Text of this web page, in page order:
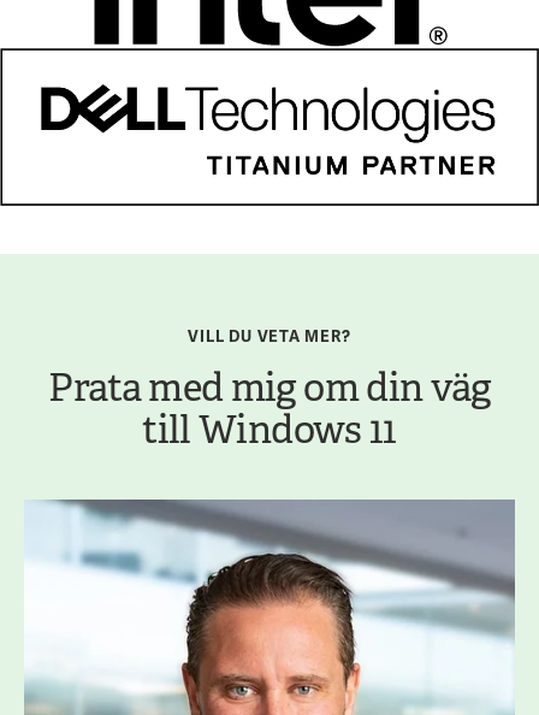
VILL DU VETA MER?
Prata med mig om din väg
till Windows 11